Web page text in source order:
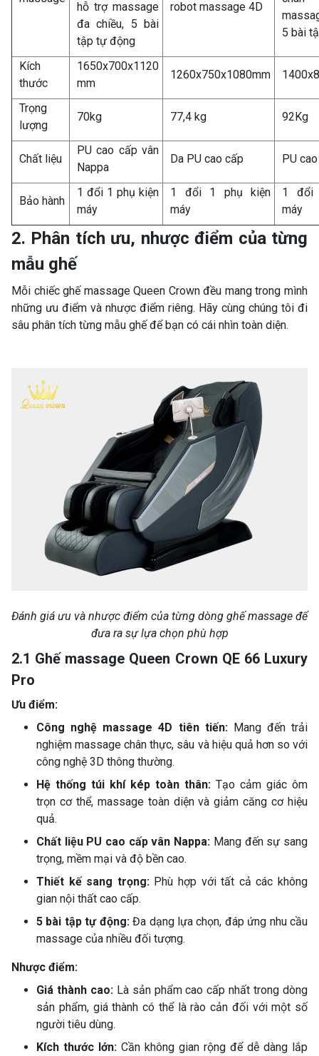
hỗ trợ massage
đa chiều, 5 bài
tập tự động
robot massage 4D
5 bài
Kích
thước
1650x700x1120
mm
1260x750x1080mm
Trọng
lượng
70kg 77,4 kg 92Kg
Chất liệu
PU cao cấp vân
Nappa
Da PU cao cấp PU
Bảo hành
1 đổi 1 phụ kiện
máy
1 đổi 1 phụ kiện
máy
1 đổi
máy
2. Phân tích ưu, nhược điểm của từng
mẫu ghế
Mỗi chiếc ghế massage Queen Crown đều mang trong mình
những ưu điểm và nhược điểm riêng. Hãy cùng chúng tôi đi
sâu phân tích từng mẫu ghế để bạn có cái nhìn toàn diện.
Đánh giá ưu và nhược điểm của từng dòng ghế massage để
đưa ra sự lựa chọn phù hợp
2.1 Ghế massage Queen Crown QE 66 Luxury
Pro
Ưu điểm:
Công nghệ massage 4D tiên tiến:Mang đến trải
nghiệm massage chân thực, sâu và hiệu quả hơn so với
công nghệ 3D thông thường.
Hệ thống túi khí kép toàn thân: Tạo cảm giác ôm
trọn cơ thể, massage toàn diện và giảm căng cơ hiệu
quả.
Chất liệu PU cao cấp vân Nappa: Mang đến sự sang
trọng, mềm mại và độ bền cao.
Thiết kế sang trọng: Phù hợp với tất cả các không
gian nội thất cao cấp.
5 bài tập tự động:Đa dạng lựa chọn, đáp ứng nhu cầu
massage của nhiều đối tượng.
Nhược điểm:
Giá thành cao: Là sản phẩm cao cấp nhất trong dòng
sản phẩm, giá thành có thể là rào cản đối với một số
người tiêu dùng.
Kích thước lớn: Cần không gian rộng để dễ dàng lắp